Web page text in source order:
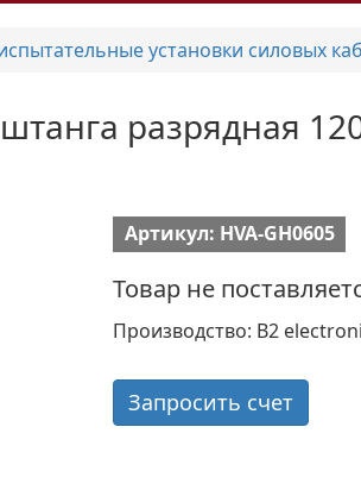
установки силовых
разрядная
Артикул: HVA-GH0605
Товар не
Производство: B2
Запросить счет